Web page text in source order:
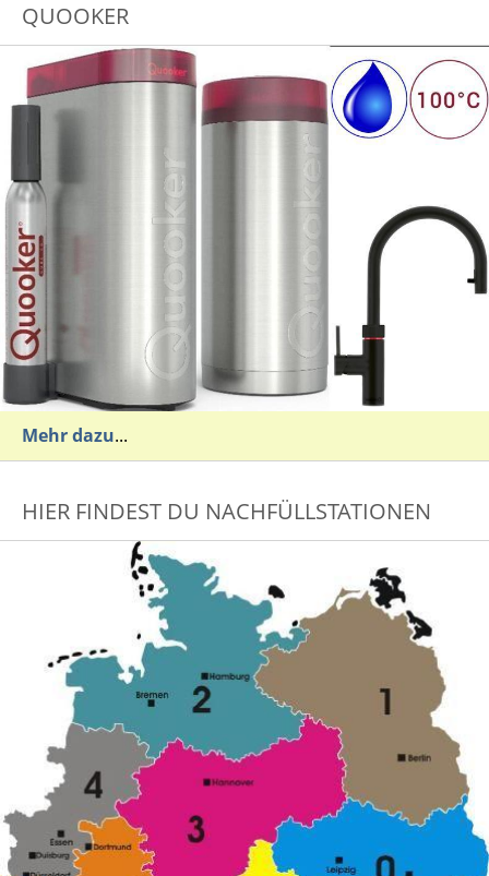
QUOOKER
Mehr dazu...
HIER FINDEST DU NACHFÜLLSTATIONEN